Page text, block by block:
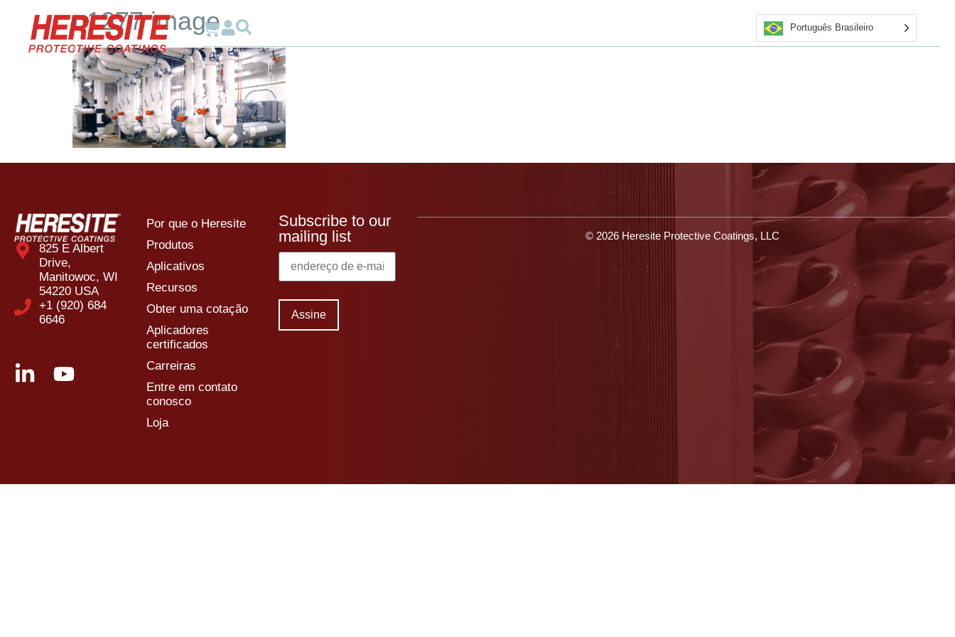
Português Brasileiro
n1277 image
825 E Albert
Drive,
Manitowoc, WI
54220 USA
+1 (920) 684
6646
Por que o Heresite
Produtos
Aplicativos
Recursos
Obter uma cotação
Aplicadores
certificados
Carreiras
Entre em contato
conosco
Loja
Subscribe to our
mailing list
© 2026 Heresite Protective Coatings, LLC